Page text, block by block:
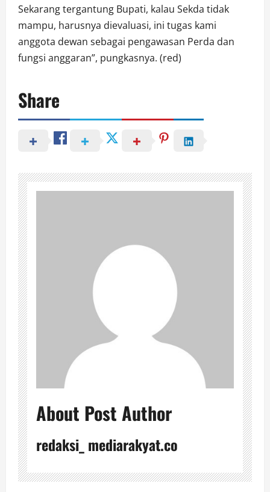
Sekarang tergantung Bupati, kalau Sekda tidak
mampu, harusnya dievaluasi, ini tugas kami
anggota dewan sebagai pengawasan Perda dan
fungsi anggaran”, pungkasnya. (red)
Share
About Post Author
redaksi_ mediarakyat.co